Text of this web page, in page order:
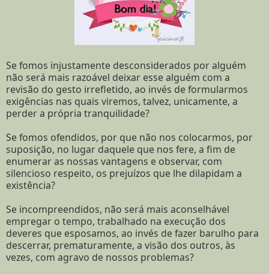
Se fomos injustamente desconsiderados por alguém
não será mais razoável deixar esse alguém com a
revisão do gesto irrefletido, ao invés de formularmos
exigências nas quais viremos, talvez, unicamente, a
perder a própria tranquilidade?
Se fomos ofendidos, por que não nos colocarmos, por
suposição, no lugar daquele que nos fere, a fim de
enumerar as nossas vantagens e observar, com
silencioso respeito, os prejuízos que lhe dilapidam a
existência?
Se incompreendidos, não será mais aconselhável
empregar o tempo, trabalhado na execução dos
deveres que esposamos, ao invés de fazer barulho para
descerrar, prematuramente, a visão dos outros, às
vezes, com agravo de nossos problemas?